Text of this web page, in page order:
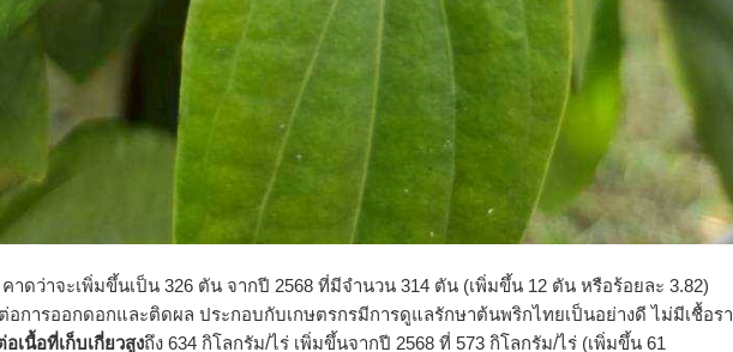
คาดว่าจะเพิ่มขึ้นเป็น 326 ตัน จากปี 2568 ที่มีจำนวน 314 ตัน (เพิ่มขึ้น 12 ตัน หรือร้อยละ 3.82)
อการออกดอกและติดผล ประกอบกับเกษตรกรมีการดูแลรักษาต้นพริกไทยเป็นอย่างดี ไม่มีเชื้อรา
เนื้อที่เก็บเกี่ยวสูงถึง 634 กิโลกรัม/ไร่ เพิ่มขึ้นจากปี 2568 ที่ 573 กิโลกรัม/ไร่ (เพิ่มขึ้น 61